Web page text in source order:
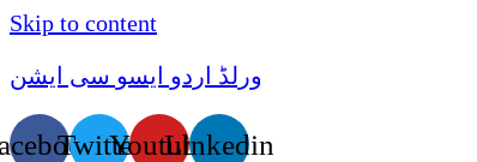
Skip to content
ورلڈ اردو ایسو سی ایشن
TwitterYoutubeLinkedin